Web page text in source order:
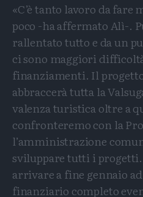
«C’è tanto lavoro da fare
poco -ha affermato Alì-.
rallentato tutto e da un
ci sono maggiori
finanziamenti. Il
abbraccerà tutta la
valenza turistica oltre a
confronteremo con la
l’amministrazione
sviluppare tutti i progetti.
arrivare a fine gennaio
finanziario completo